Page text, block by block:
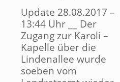
Update 28.08.2017 –
13:44 Uhr __ Der
Zugang zur Karoli –
Kapelle über die
Lindenallee wurde
soeben vom